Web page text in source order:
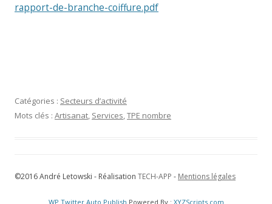
rapport-de-branche-coiffure.pdf
Catégories : Secteurs d’activité
Mots clés : Artisanat, Services,TPE nombre
©2016 André Letowski - Réalisation TECH-APP - Mentions légales
WP Twitter Auto Publish Powered By : XYZScripts.com